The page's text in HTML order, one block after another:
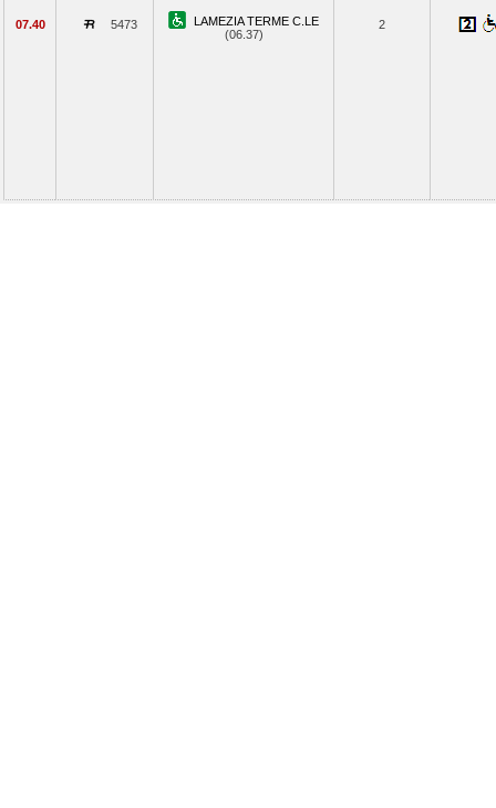
07.40 5473
LAMEZIA TERME C.LE
(06.37)
2